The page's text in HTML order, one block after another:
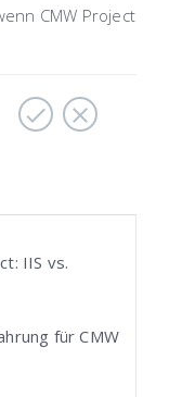
CMW Project
IIS vs.
für CMW